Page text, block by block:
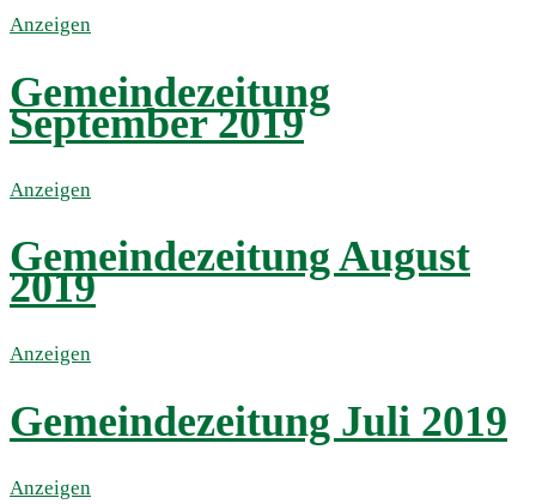
Anzeigen
Gemeindezeitung
September 2019
Anzeigen
Gemeindezeitung August
2019
Anzeigen
Gemeindezeitung Juli 2019
Anzeigen